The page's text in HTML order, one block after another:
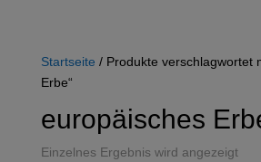
Startseite / Produkte verschlagwortet
Erbe“
europäisches
Einzelnes Ergebnis wird angezeigt